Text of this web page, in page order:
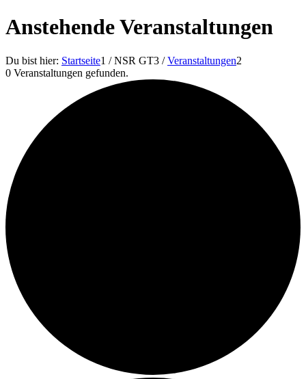
Anstehende Veranstaltungen
Du bist hier: Startseite1 / NSR GT3 / Veranstaltungen2
0 Veranstaltungen gefunden.